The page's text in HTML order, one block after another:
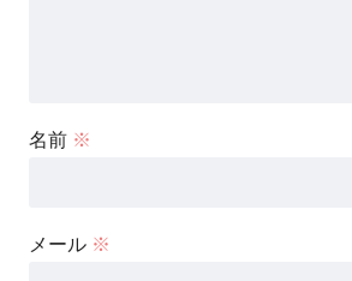
名前 ※
メール ※